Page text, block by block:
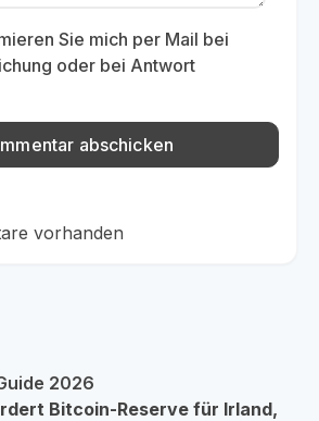
Sie mich per Mail bei
oder bei Antwort
vorhanden
2026
Bitcoin-Reserve für Irland,